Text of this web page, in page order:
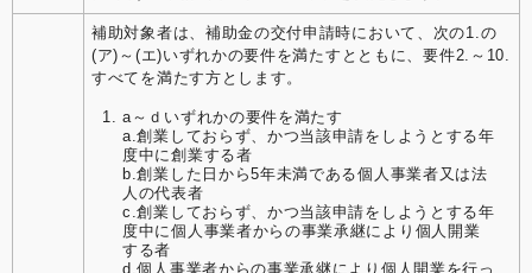
補助対象者は、補助金の交付申請時において、次の1.の
(ア)～(エ)いずれかの要件を満たすとともに、要件2.～10.
すべてを満たす方とします。
a～ｄいずれかの要件を満たす
a.創業しておらず、かつ当該申請をしようとする年
度中に創業する者
b.創業した日から5年未満である個人事業者又は法
人の代表者
c.創業しておらず、かつ当該申請をしようとする年
度中に個人事業者からの事業承継により個人開業
する者
d.個人事業者からの事業承継により個人開業を行っ